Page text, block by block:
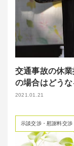
交通事故の休
の場合はどうな
2021.01.21
示談交渉・慰謝料交渉